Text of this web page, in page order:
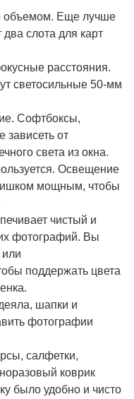
Еще лучше
слота для карт
расстояния.
светосильные 50-мм
Софтбоксы,
зависеть от
света из окна.
Освещение
мощным, чтобы
чистый и
фотографий. Вы
поддержать цвета
шапки и
фотографии
салфетки,
коврик
было удобно и чисто